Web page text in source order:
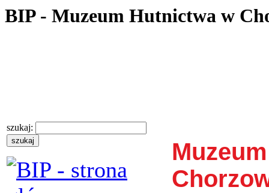
BIP - Muzeum Hutnictwa w
szukaj: